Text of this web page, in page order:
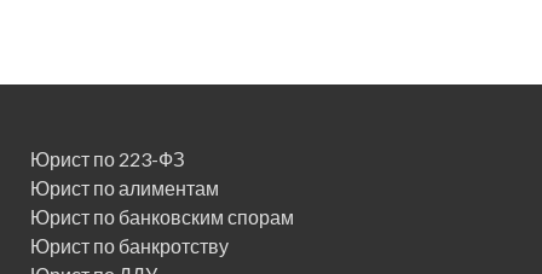
Юрист по 223-ФЗ
Юрист по алиментам
Юрист по банковским спорам
Юрист по банкротству